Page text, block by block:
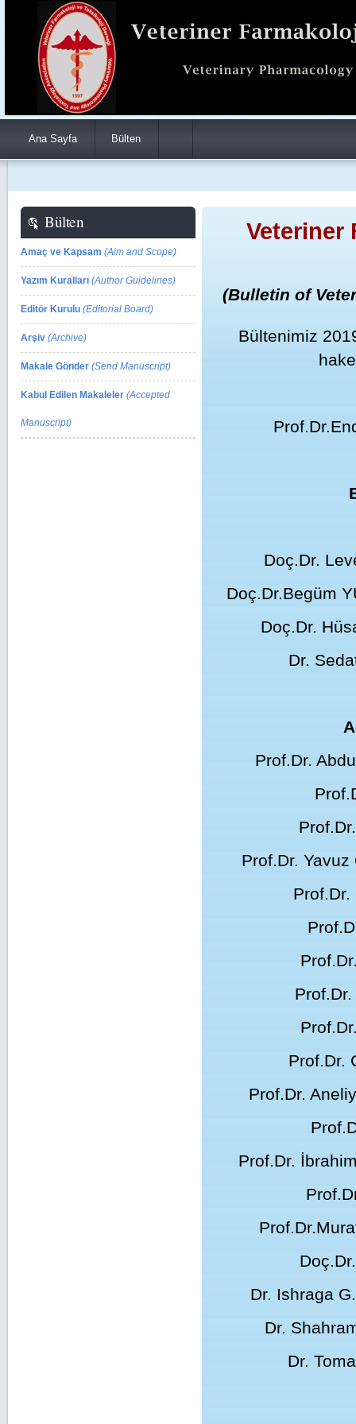
Ana Sayfa Bülten
Veteriner
(Bulletin of
Bültenimiz
Doç.Dr.
Doç.Dr.Begüm
Doç.Dr.
Dr.
Prof.Dr.
Prof.Dr.
Prof.Dr.
Prof.Dr.
Prof.Dr.
Prof.Dr.
Dr. Ishraga
Dr.
Dr.
Bülten
Amaç ve Kapsam (Aim and Scope)
Yazım Kuralları (Author Guidelines)
Editör Kurulu (Editorial Board)
Arşiv (Archive)
Makale Gönder (Send Manuscript)
Kabul Edilen Makaleler (Accepted
Manuscript)